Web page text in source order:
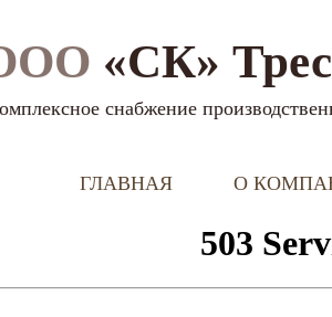
«СК»
снабжение
ГЛАВНАЯ О